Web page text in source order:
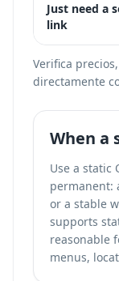
Just need a
link
Verifica
directamente
When a
Use a static
permanent:
or a stable
supports
reasonable
menus,